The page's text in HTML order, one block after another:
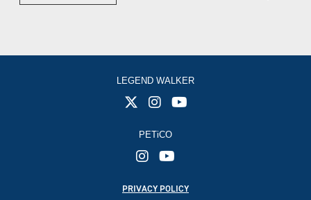
LEGEND WALKER
PETiCO
PRIVACY POLICY